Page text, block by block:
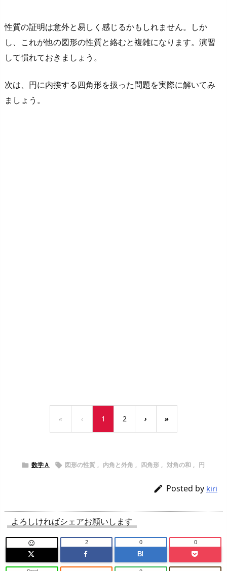
性質の証明は意外と易しく感じるかもしれません。しか
し、これが他の図形の性質と絡むと複雑になります。演習
して慣れておきましょう。
次は、円に内接する四角形を扱った問題を実際に解いてみ
ましょう。
« ‹ 1 2 › »
 数学Ａ  図形の性質 , 内角と外角 , 四角形 , 対角の和 , 円
 Posted by kiri
よろしければシェアお願いします
 2
B!
0 0